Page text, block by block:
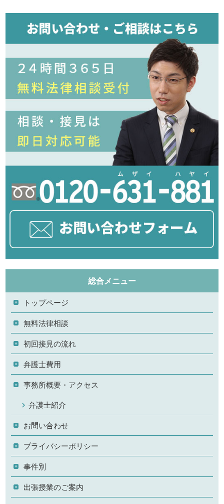
総合メニュー
トップページ
無料法律相談
初回接見の流れ
弁護士費用
事務所概要・アクセス
弁護士紹介
お問い合わせ
プライバシーポリシー
事件別
出張授業のご案内